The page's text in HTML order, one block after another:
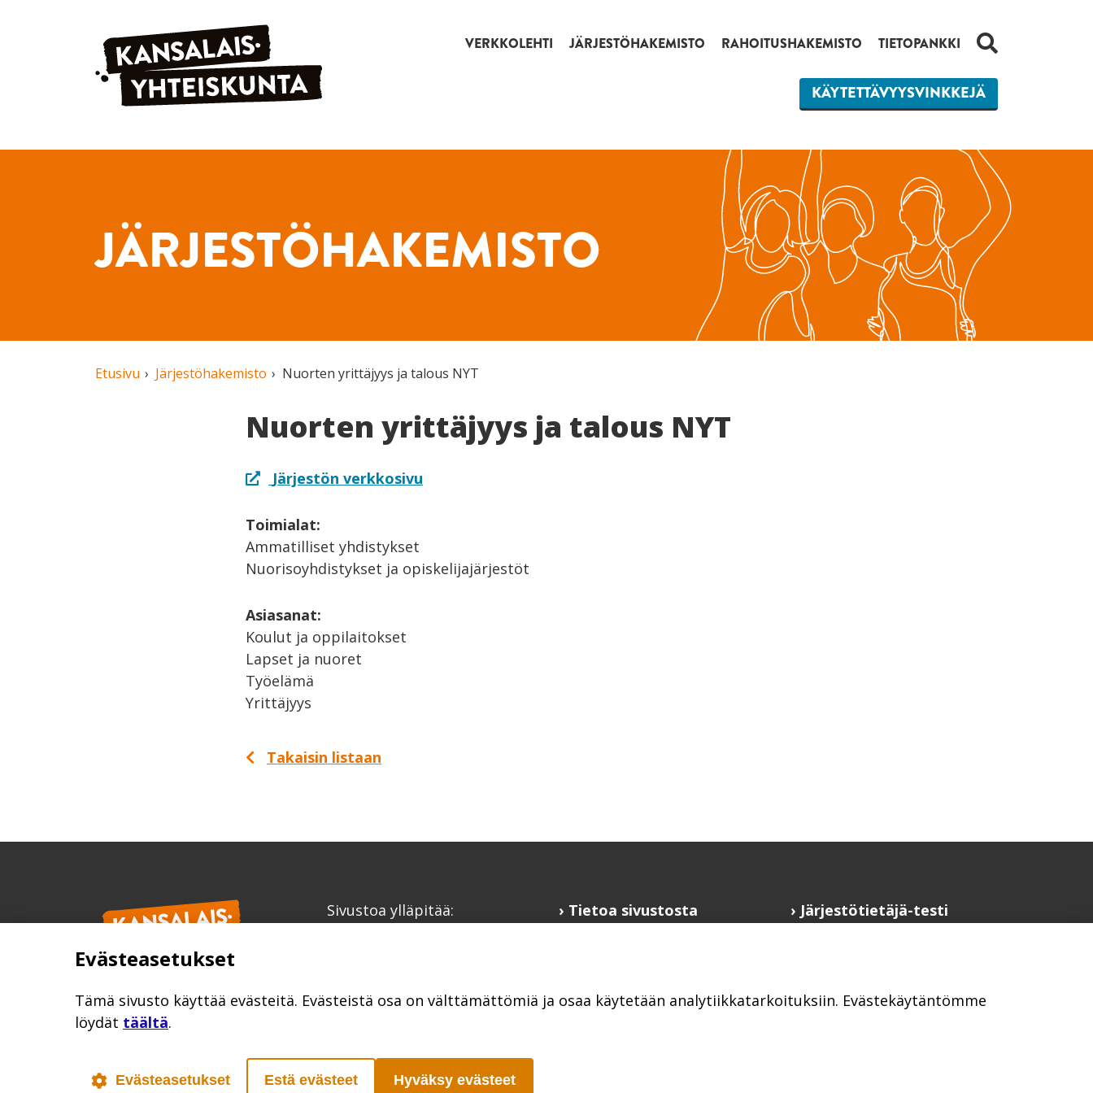
Siirry sisältöön VERKKOLEHTI JÄRJESTÖHAKEMISTO RAHOITUSHAKEMISTO TIETOPANKKI HAKU
KÄYTETTÄVYYSVINKKEJÄ
JÄRJESTÖHAKEMISTO
Etusivu Järjestöhakemisto Nuorten yrittäjyys ja talous NYT
Nuorten yrittäjyys ja talous NYT
Järjestön verkkosivu
Toimialat:
Ammatilliset yhdistykset
Nuorisoyhdistykset ja opiskelijajärjestöt
Asiasanat:
Koulut ja oppilaitokset
Lapset ja nuoret
Työelämä
Yrittäjyys
Takaisin listaan
Sivustoa ylläpitää:
Tietoa sivustosta
Järjestötietäjä-testi
Civil Society
Evästeasetukset
Tämä sivusto käyttää evästeitä. Evästeistä osa on välttämättömiä ja osaa käytetään analytiikkatarkoituksiin. Evästekäytäntömme
löydät täältä.
Evästeasetukset Estä evästeet Hyväksy evästeet